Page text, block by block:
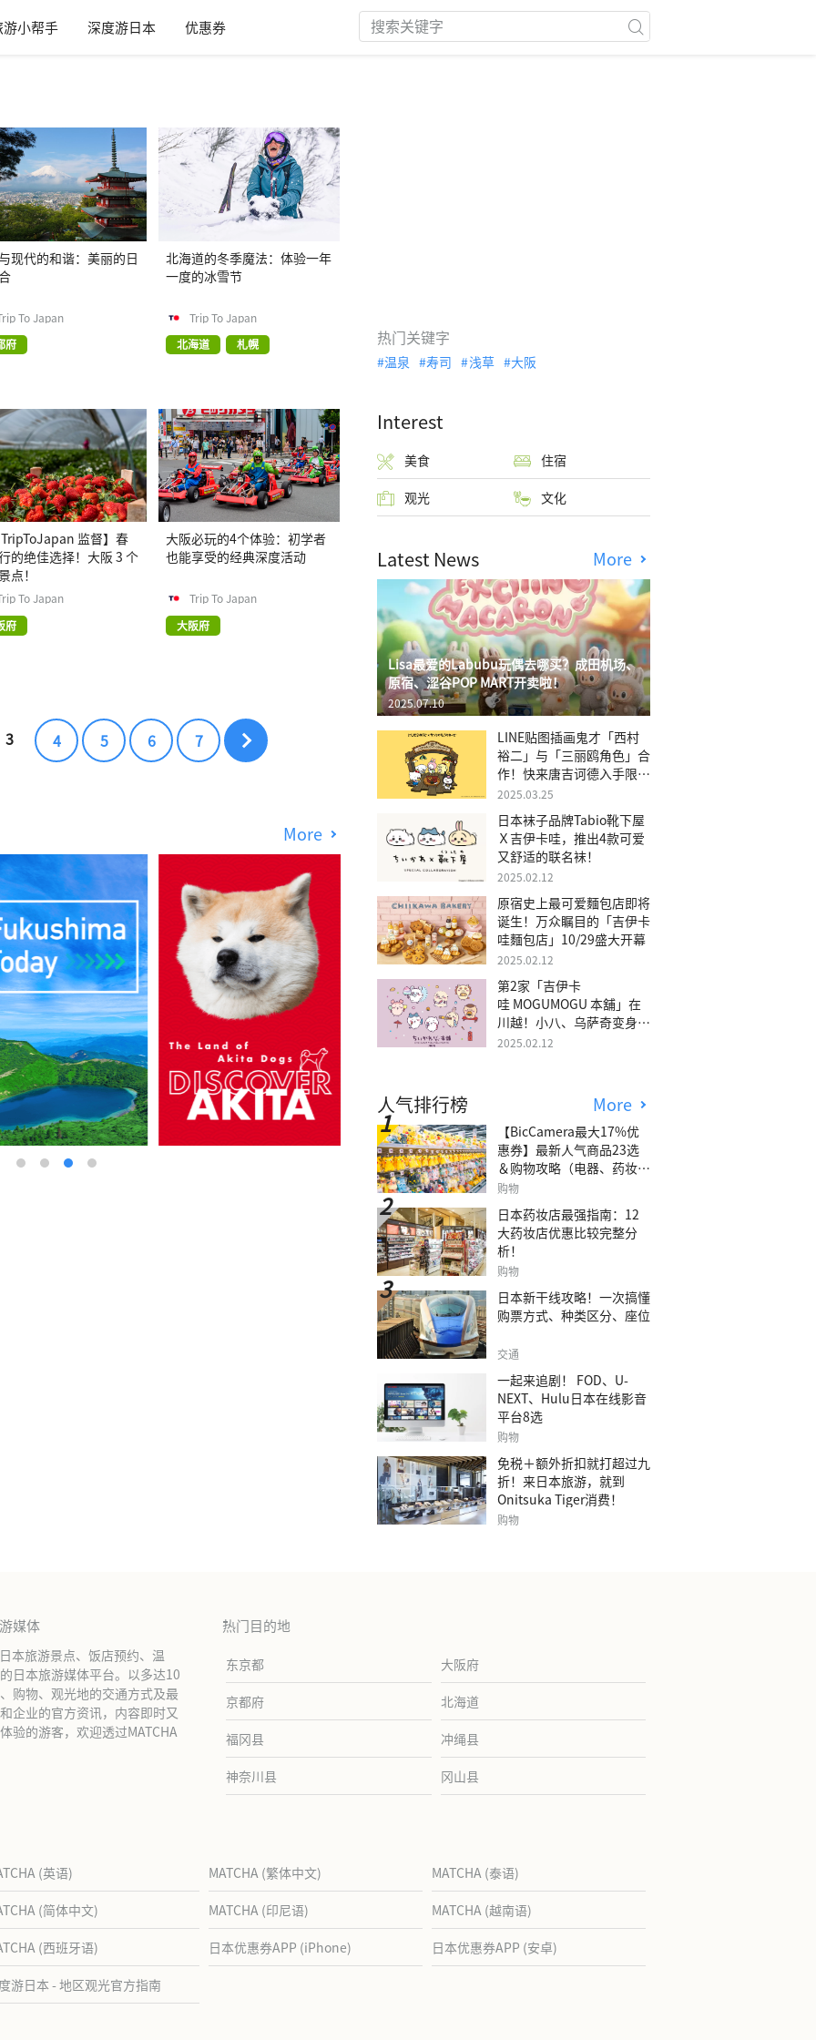
游小帮手 深度游日本 优惠券
现代的和谐：美丽的日
To Japan
府
北海道的冬季魔法：体验一年
一度的冰雪节
Trip To Japan
北海道
札幌
监督】春
的绝佳选择！大阪 3 个
点！
To Japan
府
大阪必玩的4个体验：初学者
也能享受的经典深度活动
Trip To Japan
大阪府
3 4 5 6 7
More
热门关键字
温泉 寿司 浅草 大阪
Interest
美食 住宿
观光 文化
Latest News More
Lisa最爱的Labubu玩偶去哪买？成田机场、
原宿、涩谷POP MART开卖啦！
2025.07.10
LINE贴图插画鬼才「西村
裕二」与「三丽鸥角色」合
作！快来唐吉诃德入手限量
商品
2025.03.25
日本袜子品牌Tabio靴下屋
Ｘ吉伊卡哇，推出4款可爱
又舒适的联名袜！
2025.02.12
原宿史上最可爱麵包店即将
诞生！万众瞩目的「吉伊卡
哇麵包店」10/29盛大开幕
2025.02.12
第2家「吉伊卡
哇 MOGUMOGU 本舖」在
川越！小八、乌萨奇变身可
爱地瓜！
2025.02.12
人气排行榜 More
【BicCamera最大17%优
惠券】最新人气商品23选
＆购物攻略（电器、药妆、
玩具等）
购物
日本药妆店最强指南：12
大药妆店优惠比较完整分
析！
购物
日本新干线攻略！一次搞懂
购票方式、种类区分、座位
交通
一起来追剧！ FOD、U-
NEXT、Hulu日本在线影音
平台8选
购物
免税＋额外折扣就打超过九
折！来日本旅游，就到
Onitsuka Tiger消费！
购物
媒体
本旅游景点、饭店预约、温
日本旅游媒体平台。以多达10
购物、观光地的交通方式及最
企业的官方资讯，内容即时又
验的游客，欢迎透过MATCHA
热门目的地
东京都 大阪府
京都府 北海道
福冈县 冲绳县
神奈川县 冈山县
(英语) MATCHA (繁体中文) MATCHA (泰语)
(简体中文) MATCHA (印尼语) MATCHA (越南语)
(西班牙语) 日本优惠券APP (iPhone) 日本优惠券APP (安卓)
游日本 - 地区观光官方指南